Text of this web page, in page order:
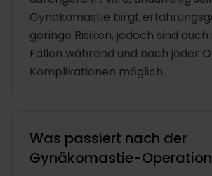
Gynäkomastie birgt
geringe Risiken, jedoch sind
Fällen während und nach jeder
Komplikationen möglich.
Was passiert nach der
Gynäkomastie-